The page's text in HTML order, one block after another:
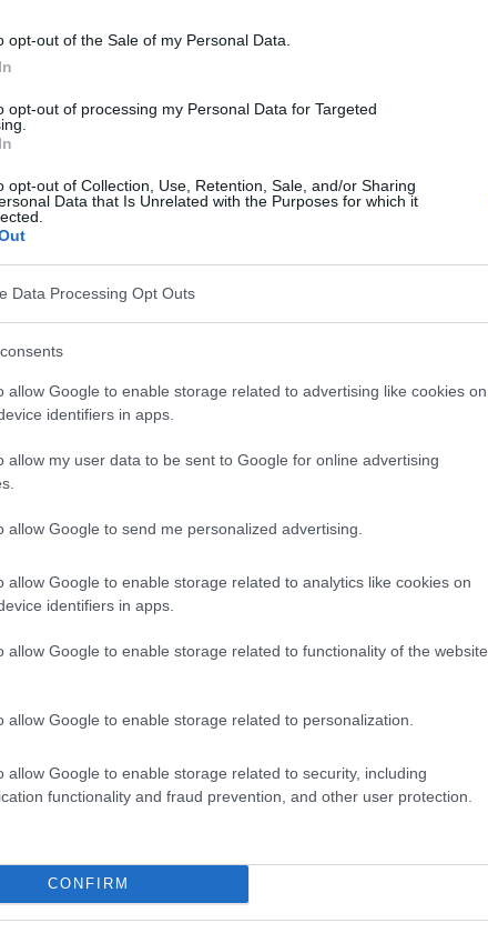
opt-out of the Sale of my Personal Data.
opt-out of processing my Personal Data for Targeted
opt-out of Collection, Use, Retention, Sale, and/or Sharing
Data that Is Unrelated with the Purposes for which it
Data Processing Opt Outs
allow Google to enable storage related to advertising like cookies on
identifiers in apps.
allow my user data to be sent to Google for online advertising
allow Google to send me personalized advertising.
allow Google to enable storage related to analytics like cookies on
identifiers in apps.
allow Google to enable storage related to functionality of the website
allow Google to enable storage related to personalization.
allow Google to enable storage related to security, including
functionality and fraud prevention, and other user protection.
CONFIRM
und Teamarbeit erfordert. Es ist eine Aktivität, die
und einen gesunden Lebensstil und die
vom Alter kann Baseball eine hervorragende Form
soziale Beziehungen aufzubauen und
Baseball
Maß an körperlicher Aktivität, die die Entwicklung
auf dem Feld erhöht die Fitness und die
des Balls und das Schlagen des Schlägers
und Rumpf.
des Körpers.